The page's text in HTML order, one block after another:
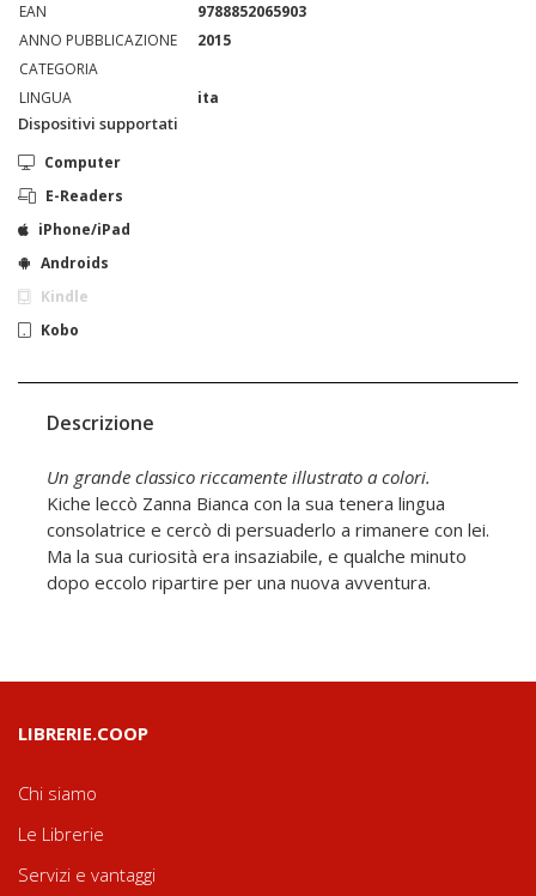
EAN
9788852065903
ANNO PUBBLICAZIONE
2015
CATEGORIA
LINGUA
ita
Dispositivi supportati
Computer
E-Readers
iPhone/iPad
Androids
Kindle
Kobo
Descrizione
Un grande classico riccamente illustrato a colori.
Kiche leccò Zanna Bianca con la sua tenera lingua
consolatrice e cercò di persuaderlo a rimanere con lei.
Ma la sua curiosità era insaziabile, e qualche minuto
dopo eccolo ripartire per una nuova avventura.
LIBRERIE.COOP
Chi siamo
Le Librerie
Servizi e vantaggi